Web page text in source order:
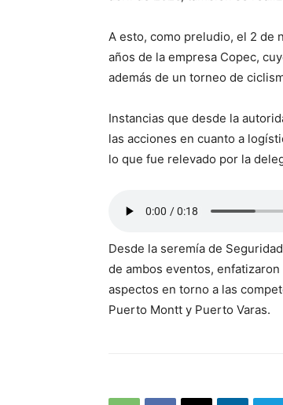
A esto, como preludio, el 2 de
años de la empresa Copec,
además de un torneo de
Instancias que desde la
las acciones en cuanto a
lo que fue relevado por la
Desde la seremía de
de ambos eventos,
aspectos en torno a las
Puerto Montt y Puerto Varas.